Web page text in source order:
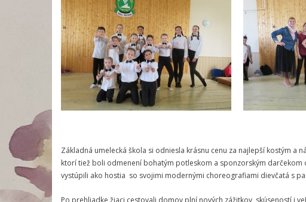
Základná umelecká škola si odniesla krásnu cenu za najlepší kostým
ktorí tiež boli odmenení bohatým potleskom a sponzorským darčekom
vystúpili ako hostia so svojimi modernými choreografiami dievčatá s